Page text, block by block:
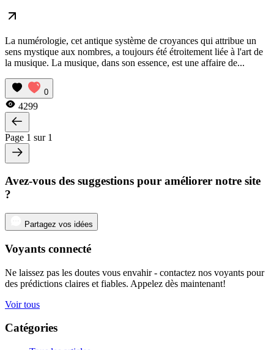
La numérologie, cet antique système de croyances qui attribue un
sens mystique aux nombres, a toujours été étroitement liée à l'art de
la musique. La musique, dans son essence, est une affaire de...
0
4299
Page 1 sur 1
Avez-vous des suggestions pour améliorer notre site
?
Partagez vos idées
Voyants connecté
Ne laissez pas les doutes vous envahir - contactez nos voyants pour
des prédictions claires et fiables. Appelez dès maintenant!
Voir tous
Catégories